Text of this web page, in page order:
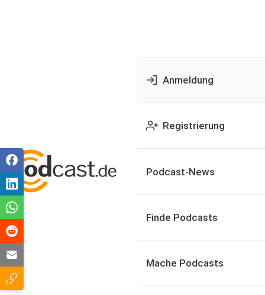
Anmeldung
Registrierung
Podcast-News
Finde Podcasts
Mache Podcasts